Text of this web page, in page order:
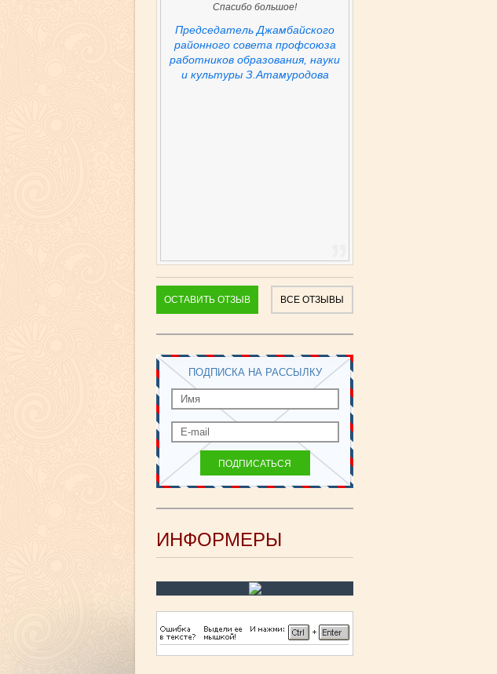
Спасибо большое!
Председатель Джамбайского
районного совета профсоюза
работников образования, науки
и культуры З.Атамуродова
ОСТАВИТЬ ОТЗЫВ ВСЕ ОТЗЫВЫ
ПОДПИСКА НА РАССЫЛКУ
ИНФОРМЕРЫ